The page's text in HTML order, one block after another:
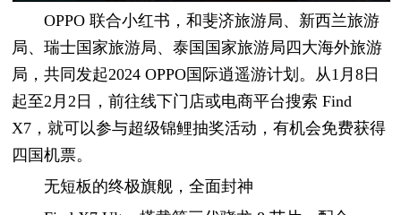
OPPO 联合小红书，和斐济旅游局、新西兰旅游
局、瑞士国家旅游局、泰国国家旅游局四大海外旅游
局，共同发起2024 OPPO国际逍遥游计划。从1月8日
起至2月2日，前往线下门店或电商平台搜索 Find
X7，就可以参与超级锦鲤抽奖活动，有机会免费获得
四国机票。
无短板的终极旗舰，全面封神